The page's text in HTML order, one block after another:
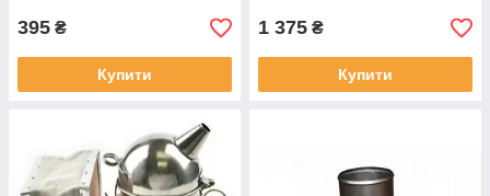
395 ₴
Купити
1 375 ₴
Купити